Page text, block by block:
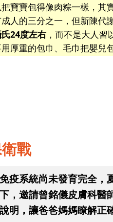
寶寶包得像肉粽一樣，其
人的三分之一，但新陳代
24度左右 ，而不是大人
厚重的包巾、毛巾把嬰兒
戰
疫系統尚未發育完全，
，邀請曾銘儀皮膚科醫
明，讓爸爸媽媽瞭解正